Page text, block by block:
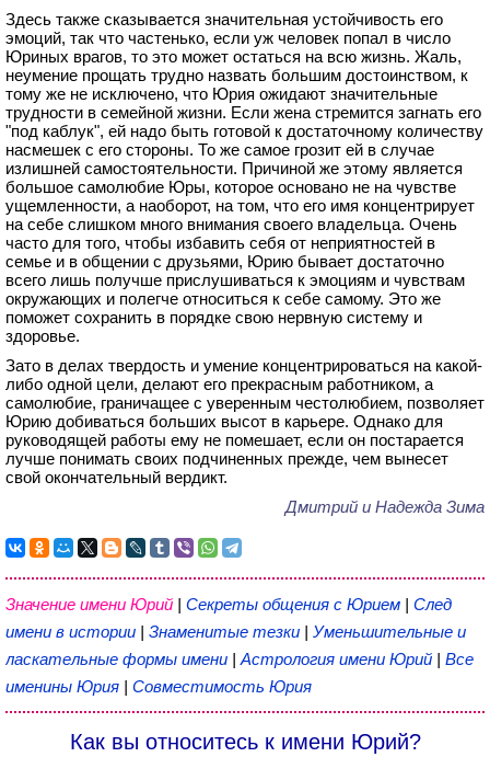
Здесь также сказывается значительная устойчивость его
эмоций, так что частенько, если уж человек попал в число
Юриных врагов, то это может остаться на всю жизнь. Жаль,
неумение прощать трудно назвать большим достоинством, к
тому же не исключено, что Юрия ожидают значительные
трудности в семейной жизни. Если жена стремится загнать его
"под каблук", ей надо быть готовой к достаточному количеству
насмешек с его стороны. То же самое грозит ей в случае
излишней самостоятельности. Причиной же этому является
большое самолюбие Юры, которое основано не на чувстве
ущемленности, а наоборот, на том, что его имя концентрирует
на себе слишком много внимания своего владельца. Очень
часто для того, чтобы избавить себя от неприятностей в
семье и в общении с друзьями, Юрию бывает достаточно
всего лишь получше прислушиваться к эмоциям и чувствам
окружающих и полегче относиться к себе самому. Это же
поможет сохранить в порядке свою нервную систему и
здоровье.
Зато в делах твердость и умение концентрироваться на какой-
либо одной цели, делают его прекрасным работником, а
самолюбие, граничащее с уверенным честолюбием, позволяет
Юрию добиваться больших высот в карьере. Однако для
руководящей работы ему не помешает, если он постарается
лучше понимать своих подчиненных прежде, чем вынесет
свой окончательный вердикт.
Дмитрий и Надежда Зима
Значение имени Юрий | Секреты общения с Юрием | След
имени в истории | Знаменитые тезки | Уменьшительные и
ласкательные формы имени | Астрология имени Юрий | Все
именины Юрия | Совместимость Юрия
Как вы относитесь к имени Юрий?